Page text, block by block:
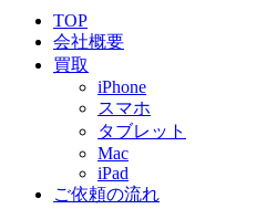
TOP
会社概要
買取
iPhone
スマホ
タブレット
Mac
iPad
ご依頼の流れ